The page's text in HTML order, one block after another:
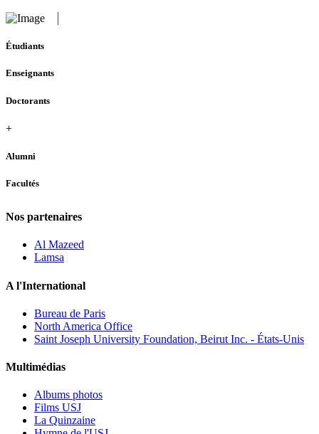
Étudiants
Enseignants
Doctorants
+
Alumni
Facultés
Nos partenaires
Al Mazeed
Lamsa
A l'International
Bureau de Paris
North America Office
Saint Joseph University Foundation, Beirut Inc. - États-Unis
Multimédias
Albums photos
Films USJ
La Quinzaine